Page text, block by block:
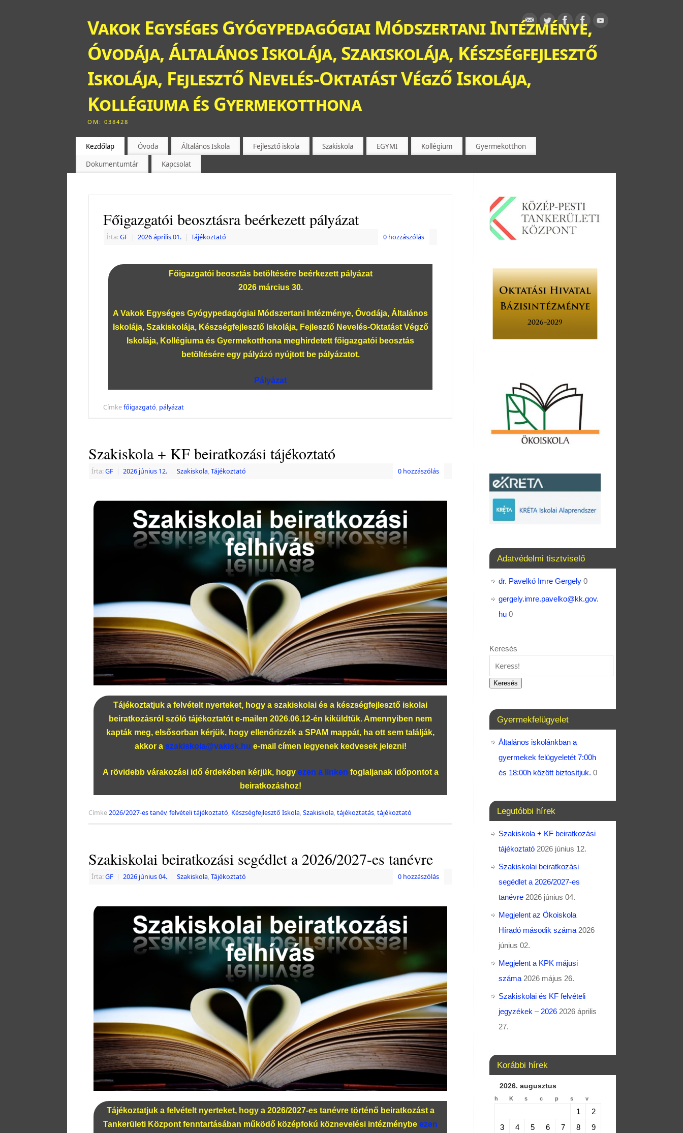
Vakok Egységes Gyógypedagógiai Módszertani Intézménye,
Óvodája, Általános Iskolája, Szakiskolája, Készségfejlesztő
Iskolája, Fejlesztő Nevelés-Oktatást Végző Iskolája,
Kollégiuma és Gyermekotthona
OM: 038428
Kezdőlap Óvoda Általános Iskola Fejlesztő iskola Szakiskola EGYMI Kollégium
Gyermekotthon
Dokumentumtár
Kapcsolat
Főigazgatói beosztásra beérkezett pályázat
Írta:GF | 2026 április 01. | Tájékoztató 0 hozzászólás
Főigazgatói beosztás betöltésére beérkezett pályázat
2026 március 30.
A Vakok Egységes Gyógypedagógiai Módszertani Intézménye, Óvodája, Általános
Iskolája, Szakiskolája, Készségfejlesztő Iskolája, Fejlesztő Nevelés-Oktatást Végző
Iskolája, Kollégiuma és Gyermekotthona meghirdetett főigazgatói beosztás
betöltésére egy pályázó nyújtott be pályázatot.
Pályázat
Címkefőigazgató, pályázat
Szakiskola + KF beiratkozási tájékoztató
Írta:GF | 2026 június 12. | Szakiskola, Tájékoztató 0 hozzászólás
Tájékoztatjuk a felvételt nyerteket, hogy a szakiskolai és a készségfejlesztő iskolai
beiratkozásról szóló tájékoztatót e-mailen 2026.06.12-én kiküldtük. Amennyiben nem
kapták meg, elsősorban kérjük, hogy ellenőrizzék a SPAM mappát, ha ott sem találják,
akkor a szakiskola@vakisk.hu e-mail címen legyenek kedvesek jelezni!
A rövidebb várakozási idő érdekében kérjük, hogy ezen a linken foglaljanak időpontot a
beiratkozáshoz!
Címke2026/2027-es tanév,felvételi tájékoztató, Készségfejlesztő Iskola,Szakiskola,tájékoztatás,tájékoztató
Szakiskolai beiratkozási segédlet a 2026/2027-es tanévre
Írta:GF | 2026 június 04. | Szakiskola, Tájékoztató 0 hozzászólás
Tájékoztatjuk a felvételt nyerteket, hogy a 2026/2027-es tanévre történő beiratkozást a
Tankerületi Központ fenntartásában működő középfokú köznevelési intézménybe ezen
Adatvédelmi tisztviselő
dr. Pavelkó Imre Gergely 0
gergely.imre.pavelko@kk.gov.
hu 0
Keresés
Keresés
Gyermekfelügyelet
Általános iskolánkban a
gyermekek felügyeletét 7:00h
és 18:00h között biztosítjuk. 0
Legutóbbi hírek
Szakiskola + KF beiratkozási
tájékoztató 2026 június 12.
Szakiskolai beiratkozási
segédlet a 2026/2027-es
tanévre 2026 június 04.
Megjelent az Ökoiskola
Híradó második száma 2026
június 02.
Megjelent a KPK májusi
száma 2026 május 26.
Szakiskolai és KF felvételi
jegyzékek – 2026 2026 április
27.
Korábbi hírek
2026. augusztus
h K s c p s v
1
2
3
4 5 6 7 8
9